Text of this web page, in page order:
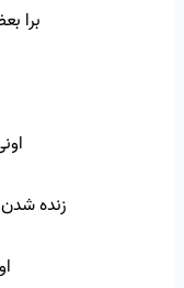
برا
زنده